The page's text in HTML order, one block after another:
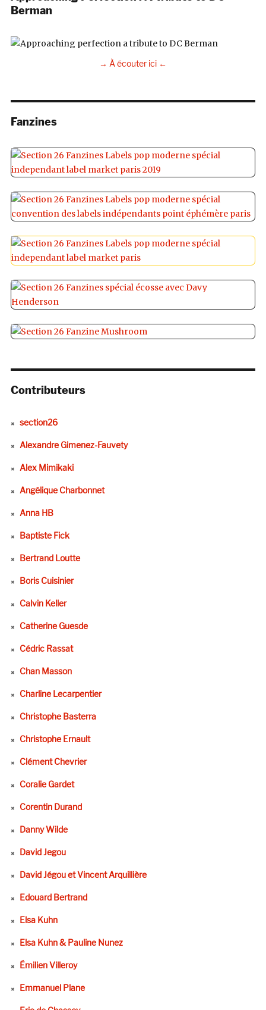
Berman
→ À écouter ici ←
Fanzines
Contributeurs
section26
Alexandre Gimenez-Fauvety
Alex Mimikaki
Angélique Charbonnet
Anna HB
Baptiste Fick
Bertrand Loutte
Boris Cuisinier
Calvin Keller
Catherine Guesde
Cédric Rassat
Chan Masson
Charline Lecarpentier
Christophe Basterra
Christophe Ernault
Clément Chevrier
Coralie Gardet
Corentin Durand
Danny Wilde
David Jegou
David Jégou et Vincent Arquillière
Edouard Bertrand
Elsa Kuhn
Elsa Kuhn & Pauline Nunez
Émilien Villeroy
Emmanuel Plane